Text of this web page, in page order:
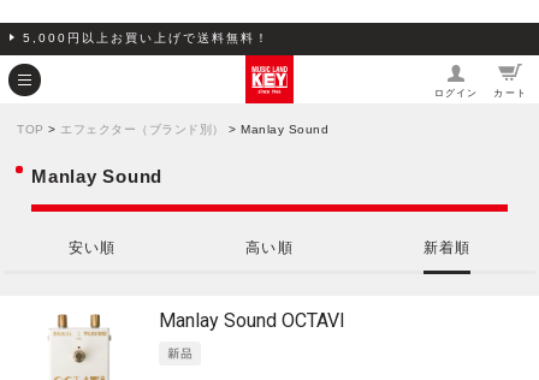
5,000円以上お買い上げで送料無料！
ログイン カート
TOP > エフェクター（ブランド別） > Manlay Sound
Manlay Sound
安い順 高い順 新着順
Manlay Sound OCTAVI